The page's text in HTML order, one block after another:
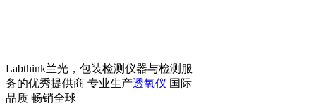
Labthink兰光，包装检测仪器与检测服
务的优秀提供商 专业生产透氧仪 国际
品质 畅销全球